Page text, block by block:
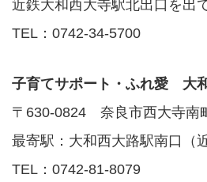
近鉄大和西大寺駅北出口を出
TEL：0742-34-5700
子育てサポート・ふれ愛 大
〒630-0824 奈良市西大寺南
最寄駅：大和西大路駅南口（
TEL：0742-81-8079